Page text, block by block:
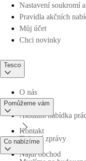
Nastavení soukromí
Pravidla akčních
Můj účet
Chci novinky
Tesco
O nás
Aktuální nabídka
Tiskové zprávy
Pomůžeme vám
Kontakt
Najdi obchod
Co nabízíme